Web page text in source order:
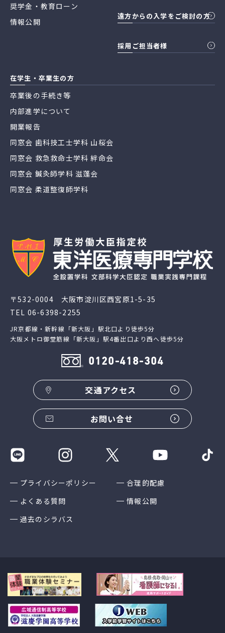
〒532-0004 大阪市淀川区西宮原1-5-35
TEL 06-6398-2255
JR京都線・新幹線「新大阪」駅北口より徒歩5分
大阪メトロ御堂筋線「新大阪」駅4番出口より西へ徒歩5分
0120-418-304
交通アクセス
お問い合せ
プライバシーポリシー
合理的配慮
よくある質問
情報公開
過去のシラバス
奨学金・教育ローン
情報公開
遠方からの入学をご検討の方
採用ご担当者様
在学生・卒業生の方
卒業後の手続き等
内部進学について
開業報告
同窓会 歯科技工士学科 山桜会
同窓会 救急救命士学科 絆命会
同窓会 鍼灸師学科 滋蓬会
同窓会 柔道整復師学科